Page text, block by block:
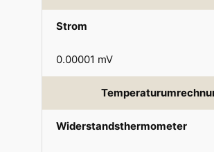
Strom
0.00001 mV
Widerstandsthermometer